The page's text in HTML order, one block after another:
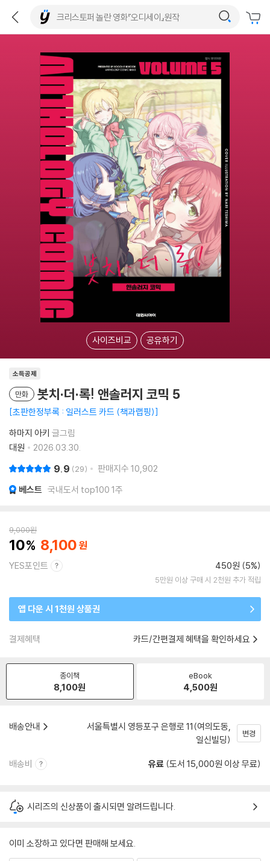
사이즈비교 공유하기
소득공제
만화 봇치·더·록! 앤솔러지 코믹 5
초판한정부록 : 일러스트 카드 (책과랩핑)
하마지 아키 글그림
대원
2026.03.30.
9.9 29 판매지수 10,902
베스트 국내도서 top100 1주
9,000원
10 8,100
YES포인트 450원 (5%)
5만원 이상 구매 시 2천원 추가 적립
앱 다운 시 1천원 상품권
결제혜택 카드/간편결제 혜택을 확인하세요
종이책
8,100원
eBook
4,500원
배송안내
서울특별시 영등포구 은행로 11(여의도동,
일신빌딩)
변경
배송비 유료 (도서 15,000원 이상 무료)
시리즈의 신상품이 출시되면 알려드립니다.
이미 소장하고 있다면 판매해 보세요.